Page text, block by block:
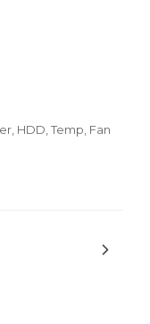
HDD, Temp, Fan